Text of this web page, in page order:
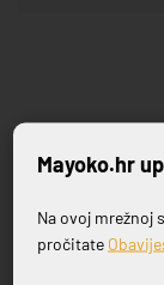
Mayoko.hr
Na ovoj mrežnoj
pročitate